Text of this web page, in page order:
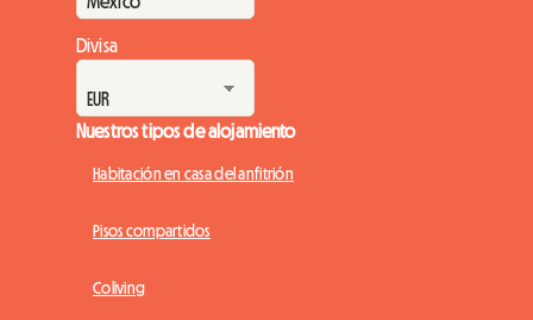
Divisa
Nuestros tipos de alojamiento
Habitación en casa del anfitrión
Pisos compartidos
Coliving